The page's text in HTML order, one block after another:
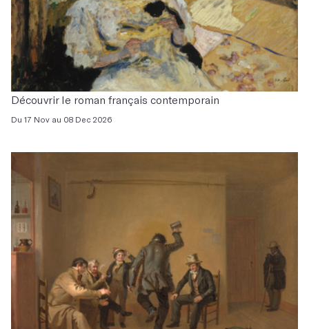
Découvrir le roman français contemporain
Du 17 Nov au 08 Dec 2026